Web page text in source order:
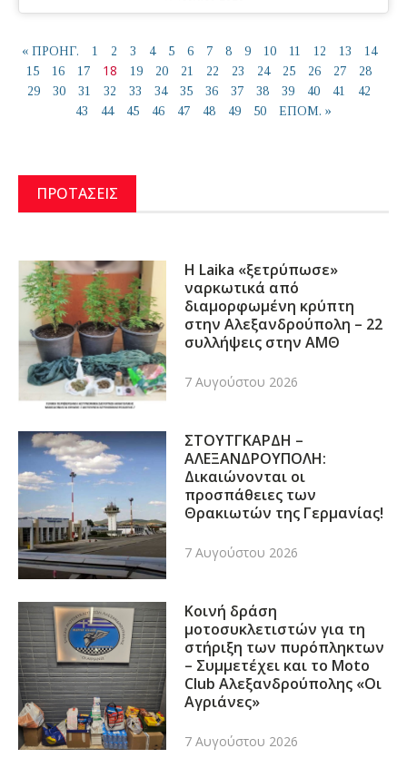
« ΠΡΟΗΓ. 1 2 3 4 5 6 7 8 9 10 11 12 13
14
15
16 17 18 19 20 21 22 23 24 25 26 27
28
29
30 31 32 33 34 35 36 37 38 39 40 41
42
43
44 45 46 47 48 49 50 ΕΠΟΜ. »
ΠΡΟΤΑΣΕΙΣ
Η Laika «ξετρύπωσε»
ναρκωτικά από
διαμορφωμένη κρύπτη
στην Αλεξανδρούπολη – 22
συλλήψεις στην ΑΜΘ
7 Αυγούστου 2026
ΣΤΟΥΤΓΚΑΡΔΗ –
ΑΛΕΞΑΝΔΡΟΥΠΟΛΗ:
Δικαιώνονται οι
προσπάθειες των
Θρακιωτών της Γερμανίας!
7 Αυγούστου 2026
Κοινή δράση
μοτοσυκλετιστών για τη
στήριξη των πυρόπληκτων
– Συμμετέχει και το Moto
Club Αλεξανδρούπολης «Οι
Αγριάνες»
7 Αυγούστου 2026